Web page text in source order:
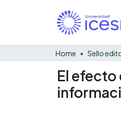
Home Sello
El